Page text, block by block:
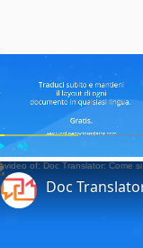
Play Unmute
Doc